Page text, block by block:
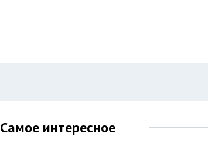
Самое интересное